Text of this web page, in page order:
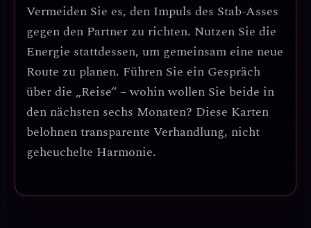
Vermeiden Sie es, den Impuls des Stab-Asses
gegen den Partner zu richten. Nutzen Sie die
Energie stattdessen, um gemeinsam eine neue
Route zu planen. Führen Sie ein Gespräch
über die „Reise“ – wohin wollen Sie beide in
den nächsten sechs Monaten? Diese Karten
belohnentransparente Verhandlung, nicht
geheuchelte Harmonie.